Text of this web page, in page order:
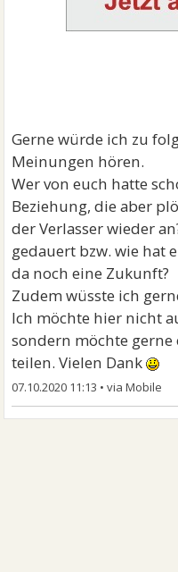
Gerne würde ich zu
Meinungen hören.
Wer von euch hatte
Beziehung, die aber
der Verlasser wieder
gedauert bzw. wie hat
da noch eine Zukunft?
Zudem wüsste ich
Ich möchte hier nicht
sondern möchte
teilen. Vielen Dank
07.10.2020 11:13 •